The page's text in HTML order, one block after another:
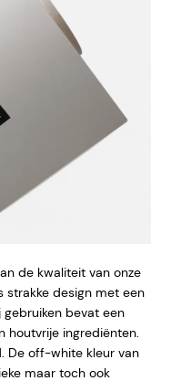
de kwaliteit van onze
strakke design met een
bevat een
houtvrije ingrediënten.
De off-white kleur van
maar toch ook